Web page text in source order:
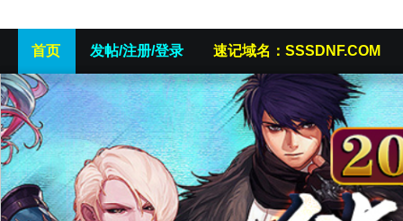
首页 发帖/注册/登录 速记域名：SSSDNF.COM